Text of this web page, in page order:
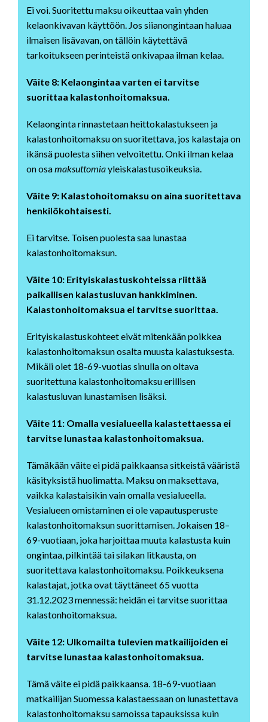
Ei voi. Suoritettu maksu oikeuttaa vain yhden
kelaonkivavan käyttöön. Jos siianongintaan haluaa
ilmaisen lisävavan, on tällöin käytettävä
tarkoitukseen perinteistä onkivapaa ilman kelaa.
Väite 8: Kelaongintaa varten ei tarvitse
suorittaa kalastonhoitomaksua.
Kelaonginta rinnastetaan heittokalastukseen ja
kalastonhoitomaksu on suoritettava, jos kalastaja on
ikänsä puolesta siihen velvoitettu. Onki ilman kelaa
on osamaksuttomiayleiskalastusoikeuksia.
Väite 9: Kalastohoitomaksu on aina suoritettava
henkilökohtaisesti.
Ei tarvitse. Toisen puolesta saa lunastaa
kalastonhoitomaksun.
Väite 10: Erityiskalastuskohteissa riittää
paikallisen kalastusluvan hankkiminen.
Kalastonhoitomaksua ei tarvitse suorittaa.
Erityiskalastuskohteet eivät mitenkään poikkea
kalastonhoitomaksun osalta muusta kalastuksesta.
Mikäli olet 18-69-vuotias sinulla on oltava
suoritettuna kalastonhoitomaksu erillisen
kalastusluvan lunastamisen lisäksi.
Väite 11: Omalla vesialueella kalastettaessa ei
tarvitse lunastaa kalastonhoitomaksua.
Tämäkään väite ei pidä paikkaansa sitkeistä vääristä
käsityksistä huolimatta. Maksu on maksettava,
vaikka kalastaisikin vain omalla vesialueella.
Vesialueen omistaminen ei ole vapautusperuste
kalastonhoitomaksun suorittamisen. Jokaisen 18–
69-vuotiaan, joka harjoittaa muuta kalastusta kuin
ongintaa, pilkintää tai silakan litkausta, on
suoritettava kalastonhoitomaksu. Poikkeuksena
kalastajat, jotka ovat täyttäneet 65 vuotta
31.12.2023 mennessä: heidän ei tarvitse suorittaa
kalastonhoitomaksua.
Väite 12: Ulkomailta tulevien matkailijoiden ei
tarvitse lunastaa kalastonhoitomaksua.
Tämä väite ei pidä paikkaansa. 18-69-vuotiaan
matkailijan Suomessa kalastaessaan on lunastettava
kalastonhoitomaksu samoissa tapauksissa kuin